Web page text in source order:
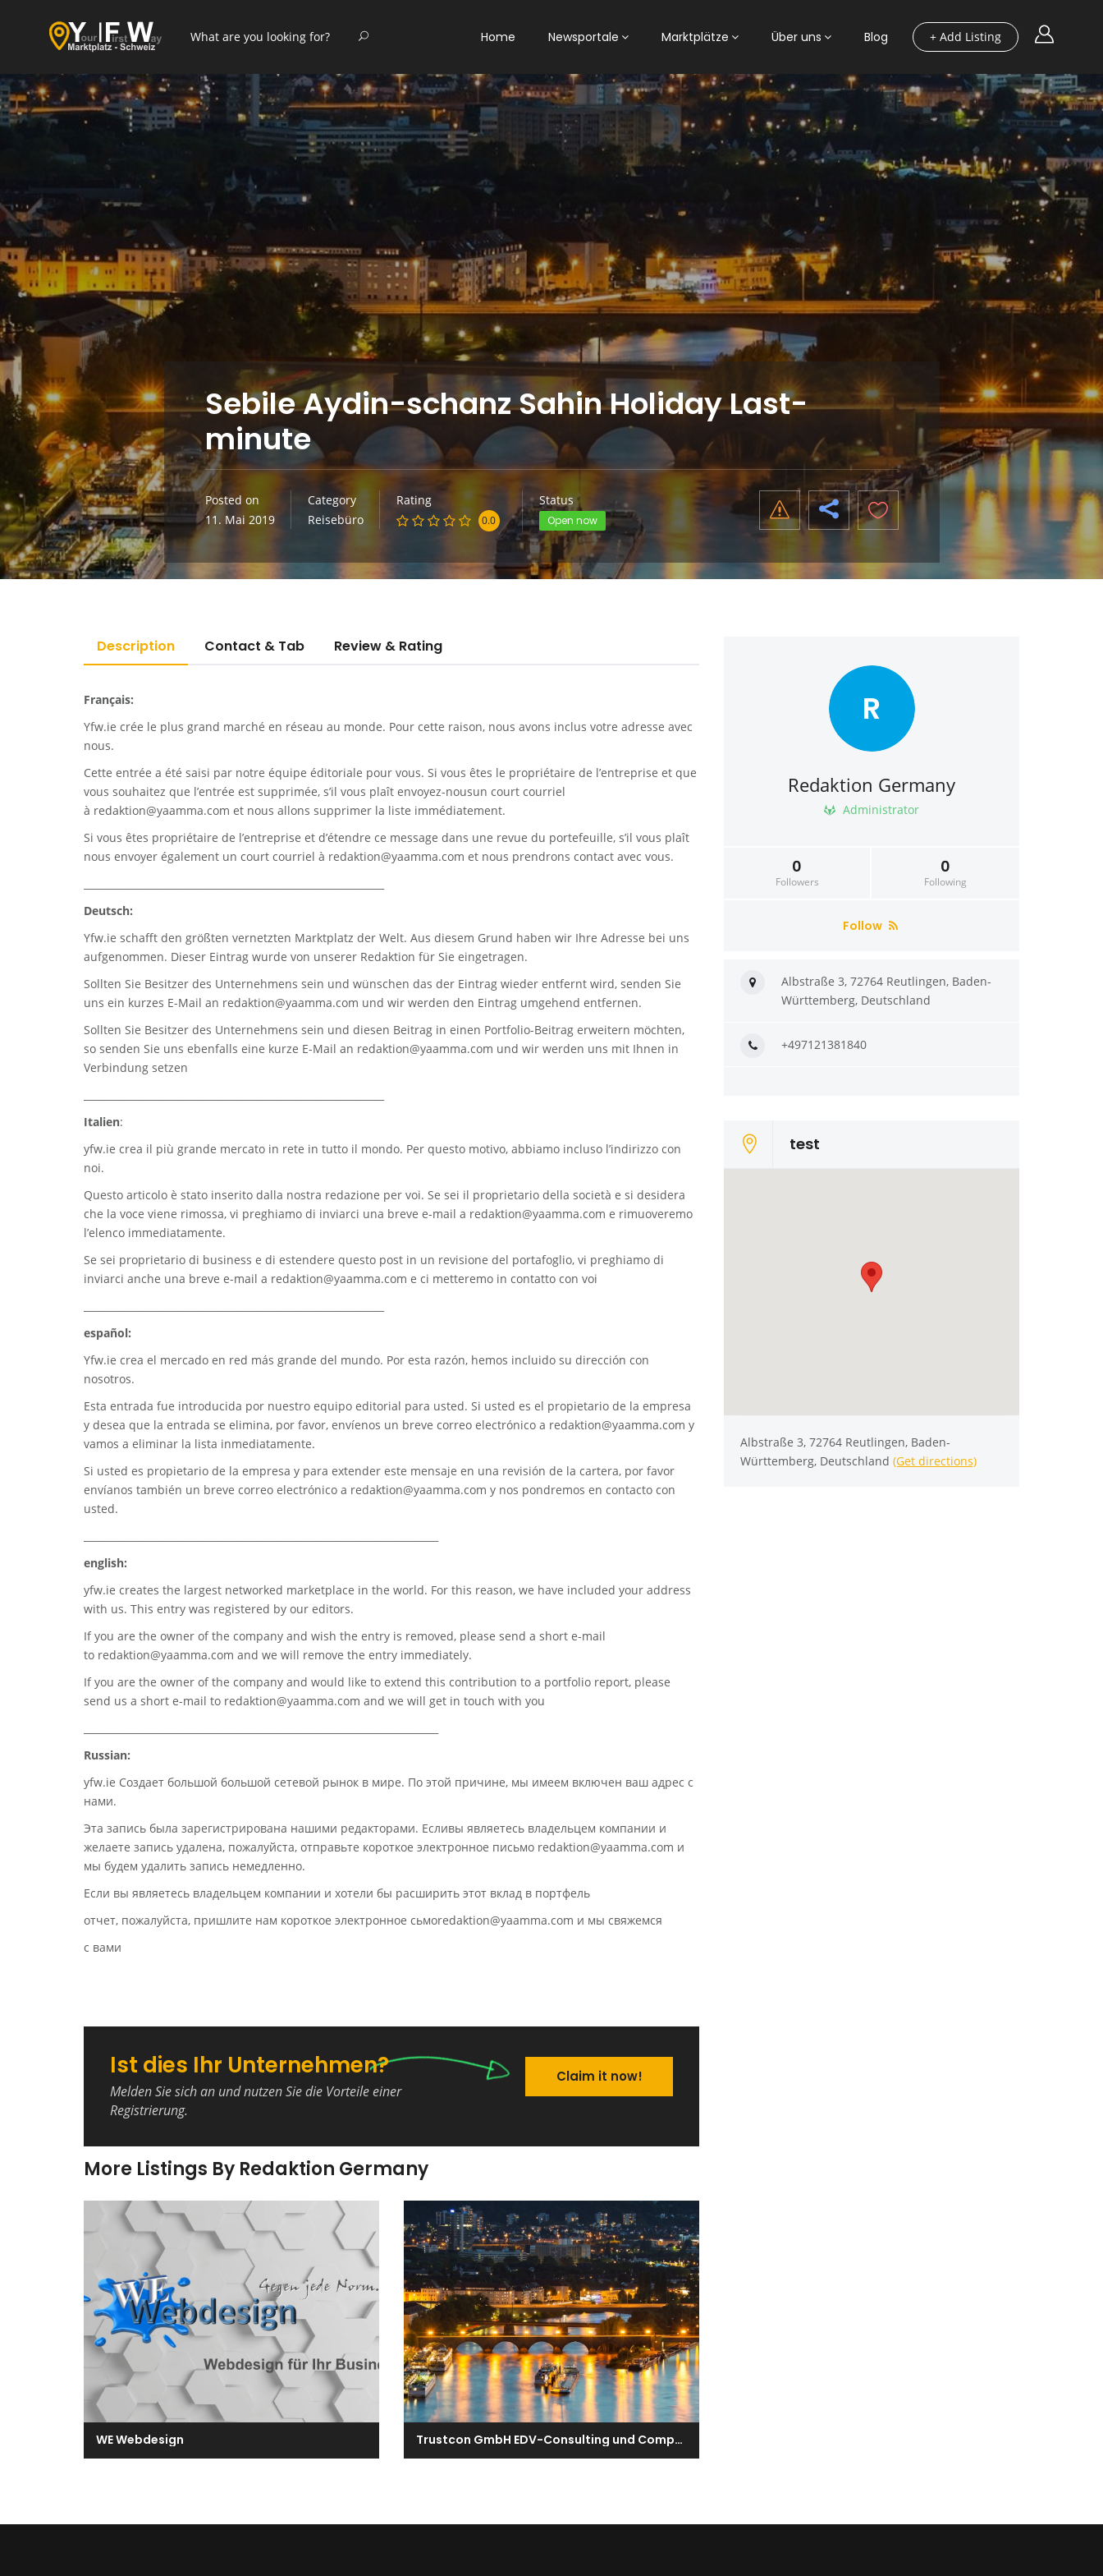
+ Add Listing
Home Newsportale Marktplätze Über uns Blog
Sebile Aydin-schanz Sahin Holiday Last-
minute
Posted on
11. Mai 2019
Category
Reisebüro
Rating
0.0
Status
Open now
Description Contact & Tab Review & Rating
Français:
Yfw.ie crée le plus grand marché en réseau au monde. Pour cette raison, nous avons inclus votre adresse avec
nous.
Cette entrée a été saisi par notre équipe éditoriale pour vous. Si vous êtes le propriétaire de l’entreprise et que
vous souhaitez que l’entrée est supprimée, s’il vous plaît envoyez-nousun court courriel
à redaktion@yaamma.com et nous allons supprimer la liste immédiatement.
Si vous êtes propriétaire de l’entreprise et d’étendre ce message dans une revue du portefeuille, s’il vous plaît
nous envoyer également un court courriel à redaktion@yaamma.com et nous prendrons contact avec vous.
Deutsch:
Yfw.ie schafft den größten vernetzten Marktplatz der Welt. Aus diesem Grund haben wir Ihre Adresse bei uns
aufgenommen. Dieser Eintrag wurde von unserer Redaktion für Sie eingetragen.
Sollten Sie Besitzer des Unternehmens sein und wünschen das der Eintrag wieder entfernt wird, senden Sie
uns ein kurzes E-Mail an redaktion@yaamma.com und wir werden den Eintrag umgehend entfernen.
Sollten Sie Besitzer des Unternehmens sein und diesen Beitrag in einen Portfolio-Beitrag erweitern möchten,
so senden Sie uns ebenfalls eine kurze E-Mail an redaktion@yaamma.com und wir werden uns mit Ihnen in
Verbindung setzen
Italien:
yfw.ie crea il più grande mercato in rete in tutto il mondo. Per questo motivo, abbiamo incluso l’indirizzo con
noi.
Questo articolo è stato inserito dalla nostra redazione per voi. Se sei il proprietario della società e si desidera
che la voce viene rimossa, vi preghiamo di inviarci una breve e-mail a redaktion@yaamma.com e rimuoveremo
l’elenco immediatamente.
Se sei proprietario di business e di estendere questo post in un revisione del portafoglio, vi preghiamo di
inviarci anche una breve e-mail a redaktion@yaamma.com e ci metteremo in contatto con voi
español:
Yfw.ie crea el mercado en red más grande del mundo. Por esta razón, hemos incluido su dirección con
nosotros.
Esta entrada fue introducida por nuestro equipo editorial para usted. Si usted es el propietario de la empresa
y desea que la entrada se elimina, por favor, envíenos un breve correo electrónico a redaktion@yaamma.com y
vamos a eliminar la lista inmediatamente.
Si usted es propietario de la empresa y para extender este mensaje en una revisión de la cartera, por favor
envíanos también un breve correo electrónico a redaktion@yaamma.com y nos pondremos en contacto con
usted.
english:
yfw.ie creates the largest networked marketplace in the world. For this reason, we have included your address
with us. This entry was registered by our editors.
If you are the owner of the company and wish the entry is removed, please send a short e-mail
to redaktion@yaamma.com and we will remove the entry immediately.
If you are the owner of the company and would like to extend this contribution to a portfolio report, please
send us a short e-mail to redaktion@yaamma.com and we will get in touch with you
Russian:
yfw.ie Создает большой большой сетевой рынок в мире. По этой причине, мы имеем включен ваш адрес с
нами.
Эта запись была зарегистрирована нашими редакторами. Есливы являетесь владельцем компании и
желаете запись удалена, пожалуйста, отправьте короткое электронное письмо redaktion@yaamma.com и
мы будем удалить запись немедленно.
Если вы являетесь владельцем компании и хотели бы расширить этот вклад в портфель
отчет, пожалуйста, пришлите нам короткое электронное сьмоredaktion@yaamma.com и мы свяжемся
с вами
Ist dies Ihr Unternehmen?
Melden Sie sich an und nutzen Sie die Vorteile einer
Registrierung.
Claim it now!
More Listings By Redaktion Germany
WE Webdesign Trustcon GmbH EDV-Consulting und Computer-Vertrieb
R
Redaktion Germany
Administrator
0
Followers
0
Following
Follow
Albstraße 3, 72764 Reutlingen, Baden-
Württemberg, Deutschland
+497121381840
test
Albstraße 3, 72764 Reutlingen, Baden-
Württemberg, Deutschland (Get directions)